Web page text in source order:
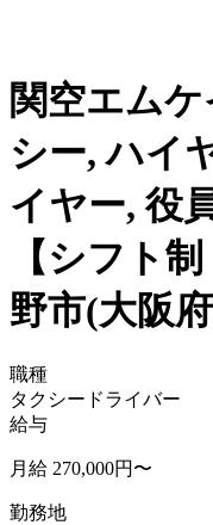
関空エム
シー, ハイ
イヤー, 役
【シフト
野市(大阪
職種
タクシードライバー
給与
月給 270,000円〜
勤務地